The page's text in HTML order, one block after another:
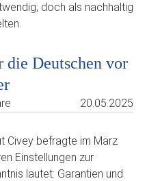
doch als nachhaltig
die Deutschen vor
20.05.2025
Civey befragte im März
Einstellungen zur
lautet: Garantien und